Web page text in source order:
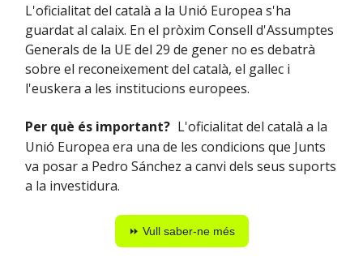
L'oficialitat del català a la Unió Europea s'ha
guardat al calaix. En el pròxim Consell d'Assumptes
Generals de la UE del 29 de gener no es debatrà
sobre el reconeixement del català, el gallec i
l'euskera a les institucions europees.
Per què és important? L'oficialitat del català a la
Unió Europea era una de les condicions que Junts
va posar a Pedro Sánchez a canvi dels seus suports
a la investidura.
⏩ Vull saber-ne més